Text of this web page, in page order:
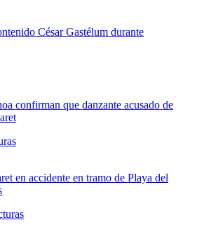
César Gastélum durante
confirman que danzante acusado de
en accidente en tramo de Playa del